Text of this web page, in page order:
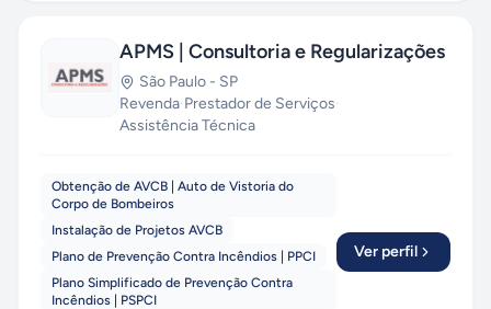
APMS | Consultoria e Regularizações
São Paulo - SP
Revenda·Prestador de Serviços·
Assistência Técnica
Obtenção de AVCB | Auto de Vistoria do
Corpo de Bombeiros
Instalação de Projetos AVCB
Plano de Prevenção Contra Incêndios | PPCI
Plano Simplificado de Prevenção Contra
Incêndios | PSPCI
Ver perfil